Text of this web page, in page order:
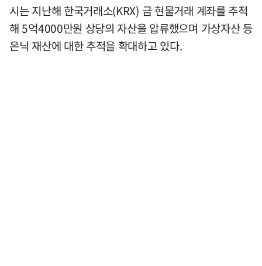
시는 지난해 한국거래소(KRX) 금 현물거래 계좌를 추적
해 5억4000만원 상당의 자산을 압류했으며 가상자산 등
은닉 재산에 대한 추적을 확대하고 있다.